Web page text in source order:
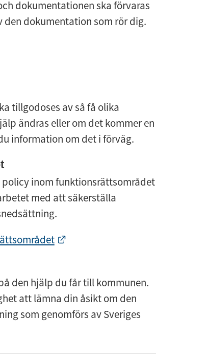
dokumentationen ska förvaras
dokumentation som rör dig.
tillgodoses av så få olika
ändras eller om det kommer en
information om det i förväg.
inom funktionsrättsområdet
med att säkerställa
den hjälp du får till kommunen.
att lämna din åsikt om den
som genomförs av Sveriges